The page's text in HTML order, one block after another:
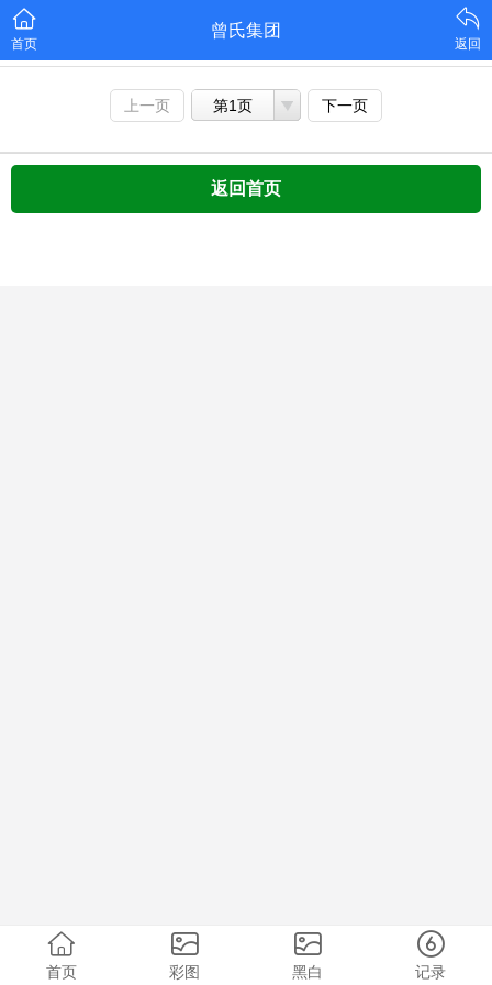
首页
曾氏集团
返回
上一页 第1页 下一页
返回首页
首页 彩图 黑白 记录